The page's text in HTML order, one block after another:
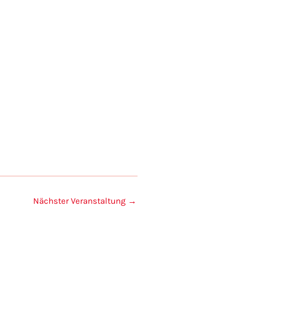
Nächster Veranstaltung →